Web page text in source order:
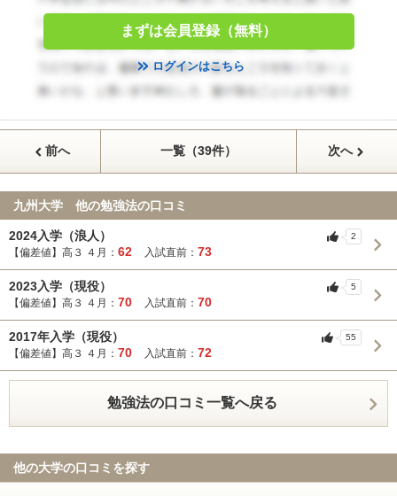
まずは会員登録（無料）
ログインはこちら
前へ 一覧（39件） 次へ
九州大学 他の勉強法の口コミ
2024入学（浪人）
【偏差値】高３ ４月： 62 入試直前： 73
2
2023入学（現役）
【偏差値】高３ ４月： 70 入試直前： 70
5
2017年入学（現役）
【偏差値】高３ ４月： 70 入試直前： 72
55
勉強法の口コミ一覧へ戻る
他の大学の口コミを探す